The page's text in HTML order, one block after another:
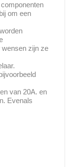
om een
zijn ze
van 20A. en
Evenals